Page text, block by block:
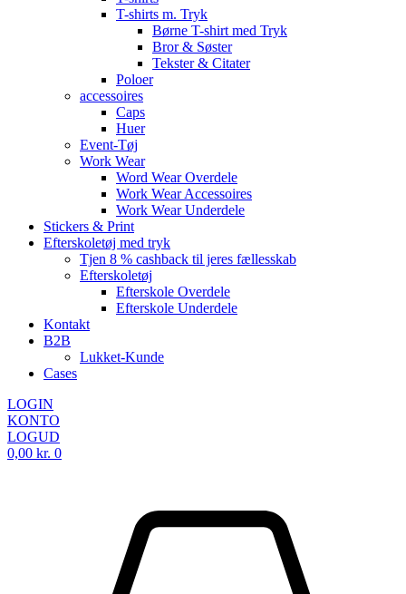
T-shirts m. Tryk
Børne T-shirt med Tryk
Bror & Søster
Tekster & Citater
Poloer
accessoires
Caps
Huer
Event-Tøj
Work Wear
Word Wear Overdele
Work Wear Accessoires
Work Wear Underdele
Stickers & Print
Efterskoletøj med tryk
Tjen 8 % cashback til jeres fællesskab
Efterskoletøj
Efterskole Overdele
Efterskole Underdele
Kontakt
B2B
Lukket-Kunde
Cases
LOGIN
KONTO
LOGUD
0,00 kr. 0